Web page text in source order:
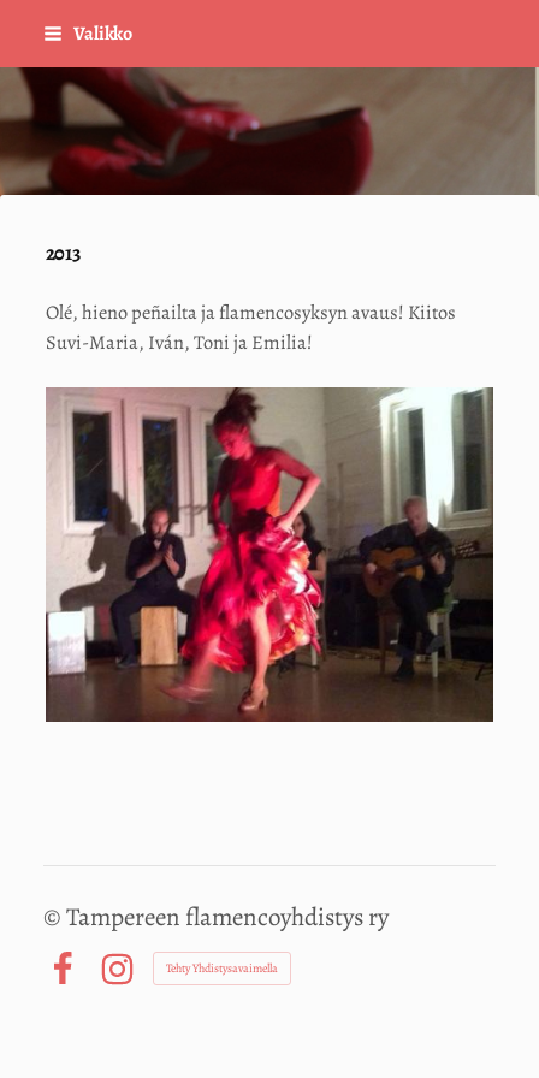
Siirry
sisältöön
Valikko
Sivuston etusivulle
2013
Olé, hieno peñailta ja flamencosyksyn avaus! Kiitos
Suvi-Maria, Iván, Toni ja Emilia!
©Tampereen flamencoyhdistys ry
Tehty Yhdistysavaimella